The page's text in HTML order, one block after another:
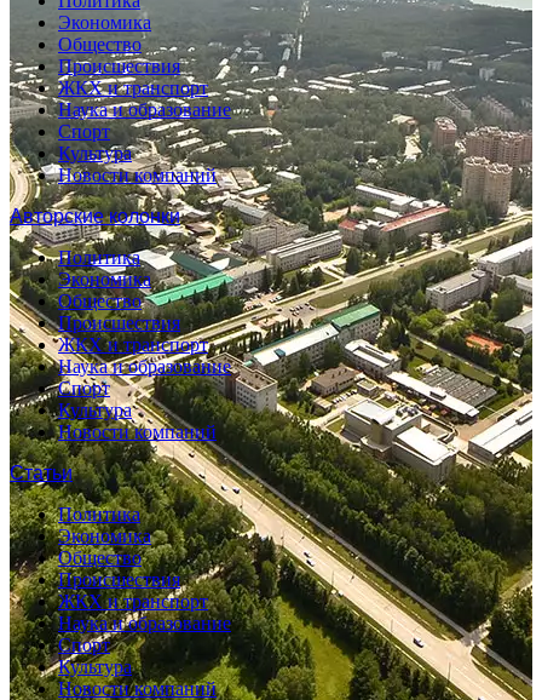
Экономика
Общество
Происшествия
ЖКХ и транспорт
Наука и образование
Спорт
Культура
Новости компаний
Авторские колонки
Политика
Экономика
Общество
Происшествия
ЖКХ и транспорт
Наука и образование
Спорт
Культура
Новости компаний
Статьи
Политика
Экономика
Общество
Происшествия
ЖКХ и транспорт
Наука и образование
Спорт
Культура
Новости компаний